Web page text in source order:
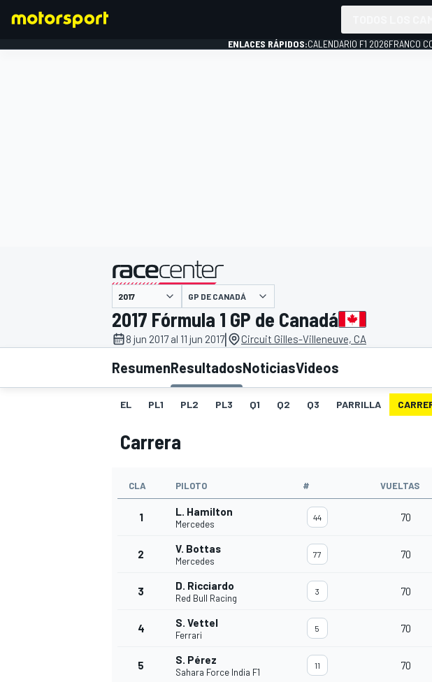
INDYCAR
ENLACES RÁPIDOS:CALENDARIO F1 2026FRANCO
presentado por
GP DE CANADÁ
2017 Fórmula 1 GP de Canadá
8 jun 2017 al 11 jun 2017| Circuit Gilles-Villeneuve, CA
ResumenResultadosNoticiasVideos
EL PL1 PL2 PL3 Q1 Q2 Q3 PARRILLA
Carrera
CLA PILOTO # VUELTAS
1 L. Hamilton
Mercedes
44 70
2 V. Bottas
Mercedes
77 70
3 D. Ricciardo
Red Bull Racing
3 70
4 S. Vettel
Ferrari
5 70
5 S. Pérez
Sahara Force India F1
11 70